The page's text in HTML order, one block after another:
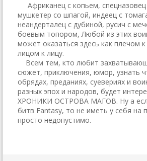
Африканец с копьем,
мушкетер со шпагой, индеец с
неандерталец с дубиной, русич с
боевым топором, Любой из этих
может оказаться здесь как плечом к
лицом к лицу.
Всем тем, кто любит
сюжет, приключения, юмор, узнать
обрядах, преданиях, суевериях и
разных эпох и народов, будет
ХРОНИКИ ОСТРОВА МАГОВ. Ну а
битв Fantasy, то не иметь у себя
просто недопустимо.